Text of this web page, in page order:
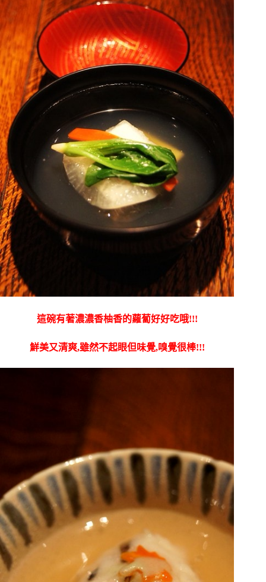
這碗有著濃濃香柚香的蘿蔔好好吃哦!!!
鮮美又清爽,雖然不起眼但味覺,嗅覺很棒!!!